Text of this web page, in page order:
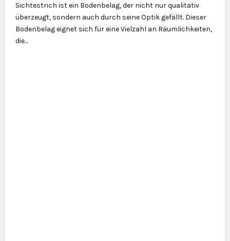
Sichtestrich ist ein Bodenbelag, der nicht nur qualitativ
überzeugt, sondern auch durch seine Optik gefällt. Dieser
Bodenbelag eignet sich für eine Vielzahl an Räumlichkeiten,
die...